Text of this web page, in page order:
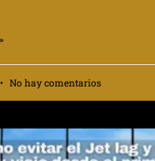
No hay comentarios